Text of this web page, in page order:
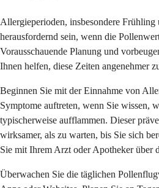
Allergieperioden, insbesondere Frühling
herausfordernd sein, wenn die
Vorausschauende Planung und
Ihnen helfen, diese Zeiten angenehmer
Beginnen Sie mit der Einnahme von
Symptome auftreten, wenn Sie wissen,
typischerweise aufflammen. Dieser
wirksamer, als zu warten, bis Sie sich
Sie mit Ihrem Arzt oder Apotheker über
Überwachen Sie die täglichen